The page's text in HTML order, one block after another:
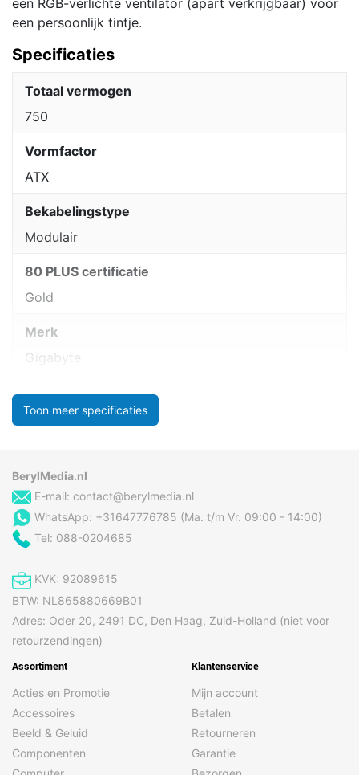
een RGB-verlichte ventilator (apart verkrijgbaar) voor
een persoonlijk tintje.
Specificaties
Totaal vermogen
750
Vormfactor
ATX
Bekabelingstype
Modulair
80 PLUS certificatie
Gold
Merk
Gigabyte
Toon meer specificaties
BerylMedia.nl
E-mail: contact@berylmedia.nl
WhatsApp: +31647776785 (Ma. t/m Vr. 09:00 - 14:00)
Tel: 088-0204685
KVK: 92089615
BTW: NL865880669B01
Adres: Oder 20, 2491 DC, Den Haag, Zuid-Holland (niet voor
retourzendingen)
Assortiment
Acties en Promotie
Accessoires
Beeld & Geluid
Componenten
Klantenservice
Mijn account
Betalen
Retourneren
Garantie